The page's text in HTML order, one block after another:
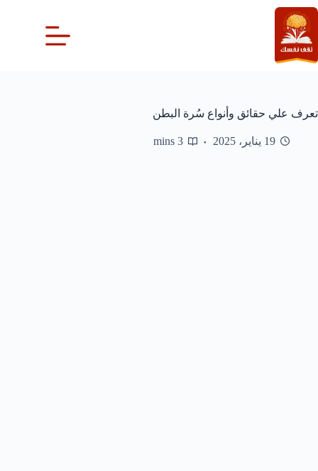
التجاوز
إلى
المحتوى
تعرف علي حقائق وأنواع سُرة البطن
19 يناير، 2025 3 mins